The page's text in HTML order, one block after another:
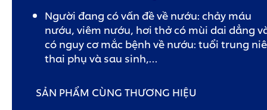
Người đang có vấn đề về nướu: chảy máu
nướu, viêm nướu, hơi thở có mùi dai dẳng
có nguy cơ mắc bệnh về nướu: tuổi trung
thai phụ và sau sinh,…
SẢN PHẨM CÙNG THƯƠNG HIỆU